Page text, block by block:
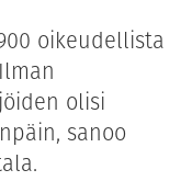
oikeudellista
olisi
sanoo